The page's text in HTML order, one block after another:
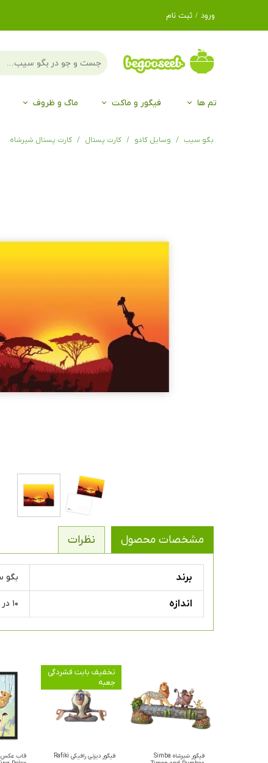
ورود / ثبت نام
حساب کاربری من
تغییر گذر واژه
خروج از حساب
تم ها فیگور و ماکت ماگ و ظروف
بگو سیب وسایل کادو کارت پستال کارت پستال شیرشاه
مشخصات محصول نظرات
برند بگو
اندازه ۱۰ در ۱۴ سانتی متر
فیگور شیرشاه Simba
فیگور دیزنی رافیکی Rafiki
تخفیف بابت فشردگی
جعبه